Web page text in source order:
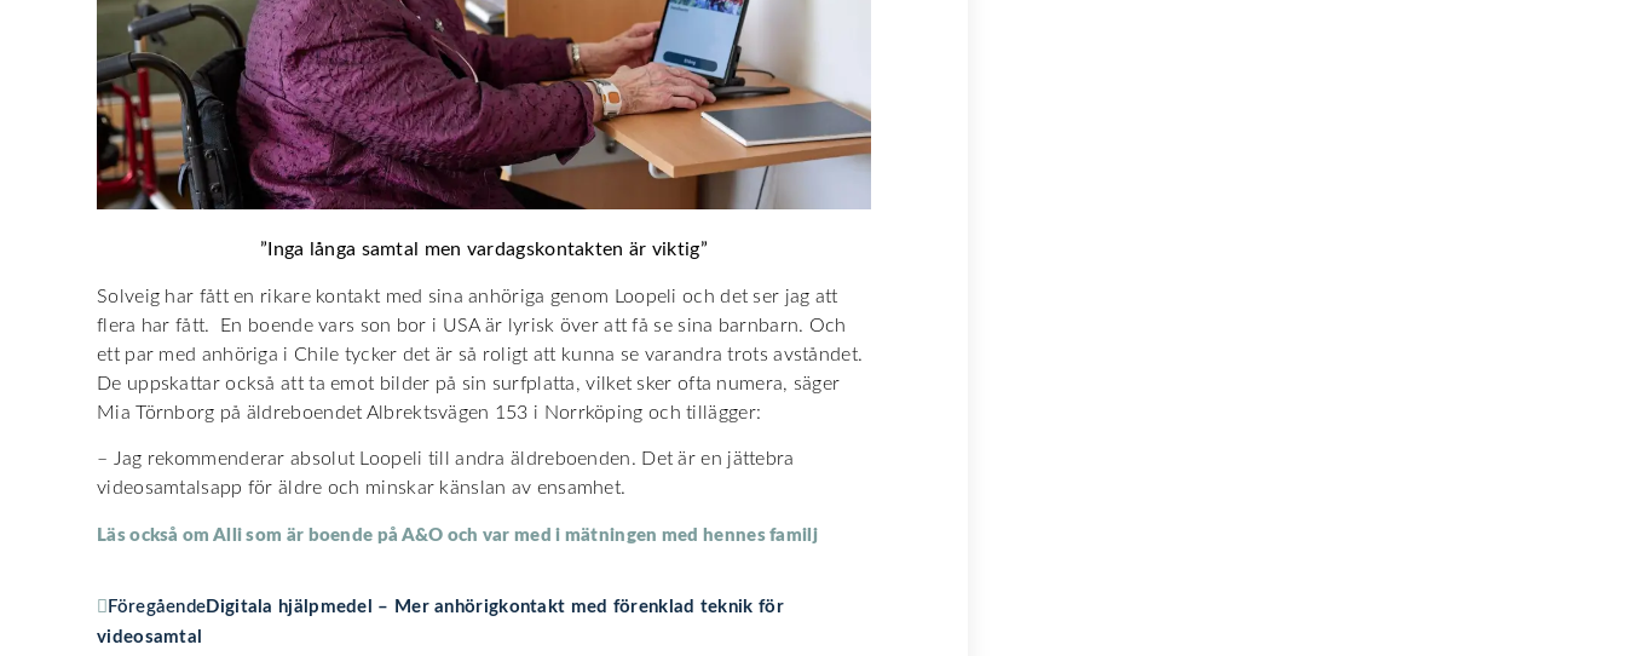
”Inga långa samtal men vardagskontakten är viktig”
Solveig har fått en rikare kontakt med sina anhöriga genom Loopeli och det ser jag att
flera har fått. En boende vars son bor i USA är lyrisk över att få se sina barnbarn. Och
ett par med anhöriga i Chile tycker det är så roligt att kunna se varandra trots avståndet.
De uppskattar också att ta emot bilder på sin surfplatta, vilket sker ofta numera, säger
Mia Törnborg på äldreboendet Albrektsvägen 153 i Norrköping och tillägger:
– Jag rekommenderar absolut Loopeli till andra äldreboenden. Det är en jättebra
videosamtalsapp för äldre och minskar känslan av ensamhet.
Läs också om Alli som är boende på A&O och var med i mätningen med hennes familj
Föregående Digitala hjälpmedel – Mer anhörigkontakt med förenklad teknik för
videosamtal